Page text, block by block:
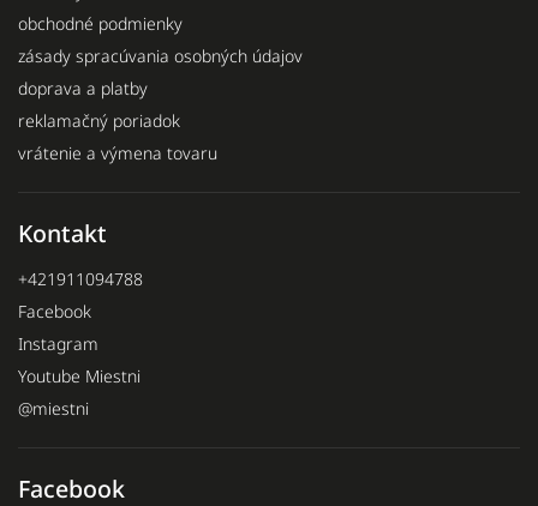
obchodné podmienky
zásady spracúvania osobných údajov
doprava a platby
reklamačný poriadok
vrátenie a výmena tovaru
Kontakt
+421911094788
Facebook
Instagram
Youtube Miestni
@miestni
Facebook